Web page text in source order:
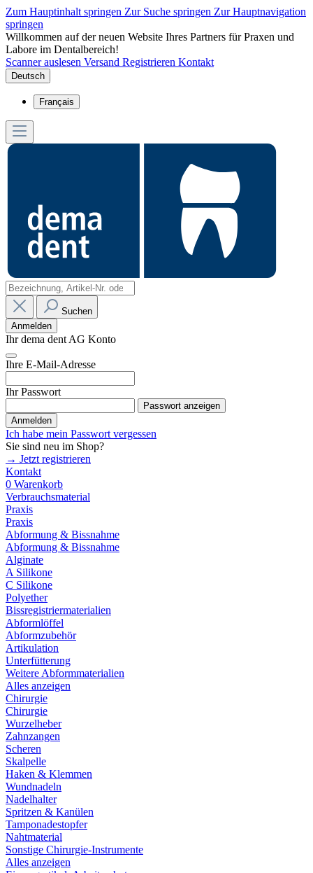
Zum Hauptinhalt springen Zur Suche springen Zur Hauptnavigation
springen
Willkommen auf der neuen Website Ihres Partners für Praxen und
Labore im Dentalbereich!
Scanner auslesen Versand Registrieren Kontakt
Deutsch
Français
Suchen
Anmelden
Ihr dema dent AG Konto
Ihre E-Mail-Adresse
Ihr Passwort
Passwort anzeigen
Anmelden
Ich habe mein Passwort vergessen
Sie sind neu im Shop?
→ Jetzt registrieren
Kontakt
0 Warenkorb
Verbrauchsmaterial
Praxis
Praxis
Abformung & Bissnahme
Abformung & Bissnahme
Alginate
A Silikone
C Silikone
Polyether
Bissregistriermaterialien
Abformlöffel
Abformzubehör
Artikulation
Unterfütterung
Weitere Abformmaterialien
Alles anzeigen
Chirurgie
Chirurgie
Wurzelheber
Zahnzangen
Scheren
Skalpelle
Haken & Klemmen
Wundnadeln
Nadelhalter
Spritzen & Kanülen
Tamponadestopfer
Nahtmaterial
Sonstige Chirurgie-Instrumente
Alles anzeigen